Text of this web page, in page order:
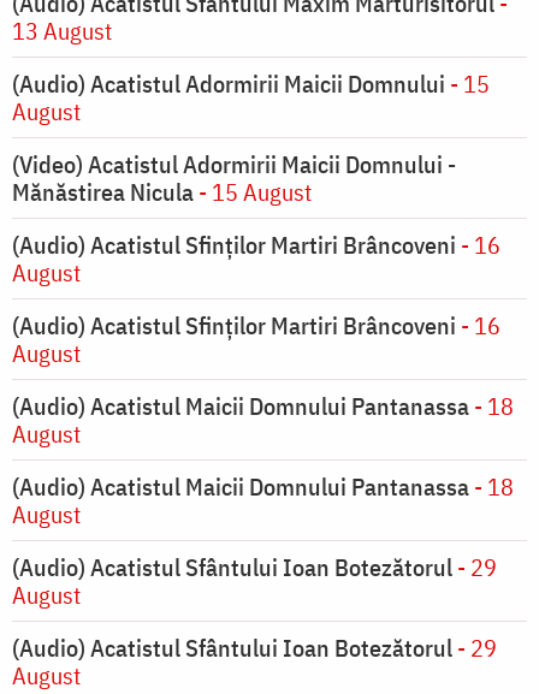
13 August
(Audio) Acatistul Adormirii Maicii Domnului - 15
August
(Video) Acatistul Adormirii Maicii Domnului -
Mănăstirea Nicula- 15 August
(Audio) Acatistul Sfinților Martiri Brâncoveni - 16
August
(Audio) Acatistul Sfinților Martiri Brâncoveni - 16
August
(Audio) Acatistul Maicii Domnului Pantanassa- 18
August
(Audio) Acatistul Maicii Domnului Pantanassa- 18
August
(Audio) Acatistul Sfântului Ioan Botezătorul- 29
August
(Audio) Acatistul Sfântului Ioan Botezătorul- 29
August